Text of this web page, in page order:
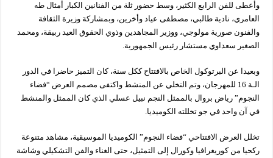
وأعطى للفن الرابع الكثير، وسط حضور ثلة من الفنانين الكبار أمثال طه
العامري، نادية طالبي، مصطفى عياد وأخرين، وبمشاركة وزيرة الثقافة
والفنون صورية مولوجي، ووزير المجاهدين وذوي الحقوق العيد ربيقة، ومحمد
الصغير سعداوي مستشار رئيس الجمهورية.
وبعيدا عن البرتوكول الخاص بالافتتاح ككل سنة، كان التميز حاضرا في الدور
الـة 16 للمهرجان، وتم التخلي عن المنشط واكتفى مصمم العرض “فضاء
النجوم” رياض بروال بالممثل النجم نبيل عسلي الذي كان الممثل والمنشط
في آن واحد في جو تخللته الكوميديا.
تخلل العرض الافتتاحي “فضاء النجوم” الكوميديا الموسيقية، مشاهد متنوعة
ركحيا من كوريغرافيا وكورال إلى التمثيل، حتى الغناء والفن التشكيلي وشاشة